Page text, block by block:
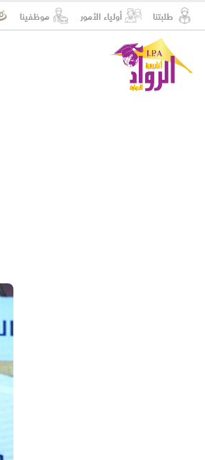
طلبتنا أولياء الأمور موظفينا